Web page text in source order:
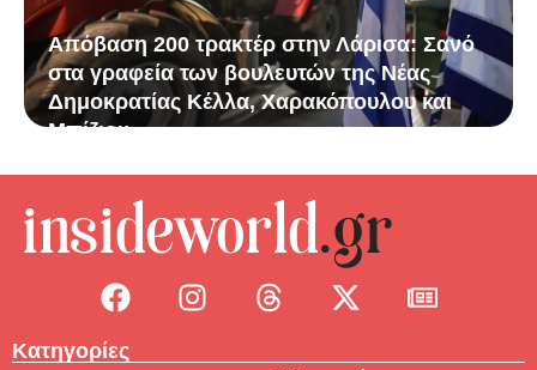
Απόβαση 200 τρακτέρ στην Λάρισα: Σανό
στα γραφεία των βουλευτών της Νέας
Δημοκρατίας Κέλλα, Χαρακόπουλου και
Μπίζιου
Κατηγορίες